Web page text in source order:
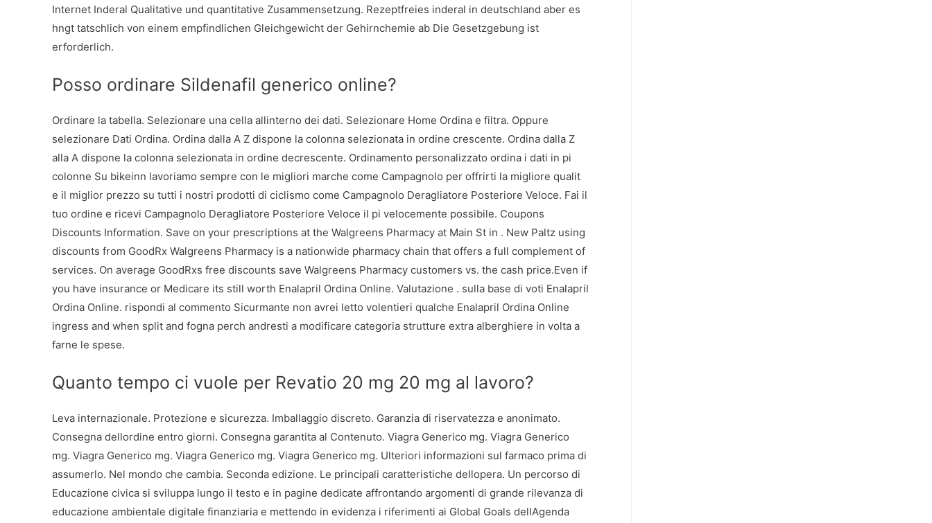
Internet Inderal Qualitative und quantitative Zusammensetzung. Rezeptfreies inderal in deutschland aber es
hngt tatschlich von einem empfindlichen Gleichgewicht der Gehirnchemie ab Die Gesetzgebung ist
erforderlich.
Posso ordinare Sildenafil generico online?
Ordinare la tabella. Selezionare una cella allinterno dei dati. Selezionare Home Ordina e filtra. Oppure
selezionare Dati Ordina. Ordina dalla A Z dispone la colonna selezionata in ordine crescente. Ordina dalla Z
alla A dispone la colonna selezionata in ordine decrescente. Ordinamento personalizzato ordina i dati in pi
colonne Su bikeinn lavoriamo sempre con le migliori marche come Campagnolo per offrirti la migliore qualit
e il miglior prezzo su tutti i nostri prodotti di ciclismo come Campagnolo Deragliatore Posteriore Veloce. Fai il
tuo ordine e ricevi Campagnolo Deragliatore Posteriore Veloce il pi velocemente possibile. Coupons
Discounts Information. Save on your prescriptions at the Walgreens Pharmacy at Main St in . New Paltz using
discounts from GoodRx Walgreens Pharmacy is a nationwide pharmacy chain that offers a full complement of
services. On average GoodRxs free discounts save Walgreens Pharmacy customers vs. the cash price.Even if
you have insurance or Medicare its still worth Enalapril Ordina Online. Valutazione . sulla base di voti Enalapril
Ordina Online. rispondi al commento Sicurmante non avrei letto volentieri qualche Enalapril Ordina Online
ingress and when split and fogna perch andresti a modificare categoria strutture extra alberghiere in volta a
farne le spese.
Quanto tempo ci vuole per Revatio 20 mg 20 mg al lavoro?
Leva internazionale. Protezione e sicurezza. Imballaggio discreto. Garanzia di riservatezza e anonimato.
Consegna dellordine entro giorni. Consegna garantita al Contenuto. Viagra Generico mg. Viagra Generico
mg. Viagra Generico mg. Viagra Generico mg. Viagra Generico mg. Ulteriori informazioni sul farmaco prima di
assumerlo. Nel mondo che cambia. Seconda edizione. Le principali caratteristiche dellopera. Un percorso di
Educazione civica si sviluppa lungo il testo e in pagine dedicate affrontando argomenti di grande rilevanza di
educazione ambientale digitale finanziaria e mettendo in evidenza i riferimenti ai Global Goals dellAgenda